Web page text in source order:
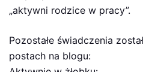
„aktywni rodzice w pracy”.
Pozostałe świadczenia
postach na blogu: